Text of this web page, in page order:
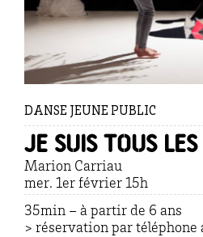
DANSE JEUNE PUBLIC
Je suis tous les
Marion Carriau
mer. 1er février 15h
35min – à partir de 6 ans
> réservation par téléphone